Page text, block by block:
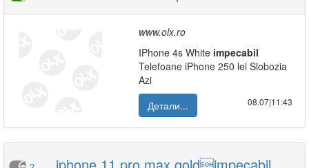
www.olx.ro
IPhone 4s White impecabil
Telefoane iPhone 250 lei Slobozia
Azi
Детали...
08.07|11:43